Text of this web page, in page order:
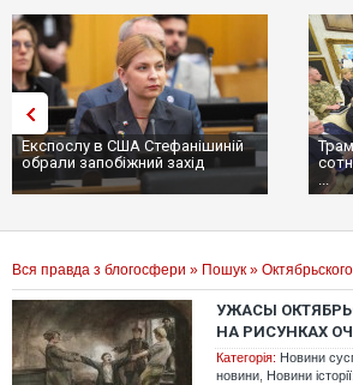
Експослу в США Стефанішиній
обрали запобіжний захід
...
Вся правда з блогосфери » Пошук » Октябрьского
УЖАСЫ
НА РИСУНКАХ
Категорія: Новини
новини Новини